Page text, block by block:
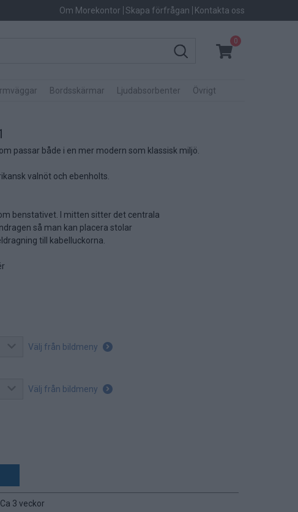
Om Morekontor Skapa förfrågan Kontakta oss
0
Bordsskärmar Ljudabsorbenter Övrigt
passar både i en mer modern som klassisk miljö.
valnöt och ebenholts.
benstativet. I mitten sitter det centrala
så man kan placera stolar
till kabelluckorna.
Välj från bildmeny
Välj från bildmeny
Ca 3 veckor